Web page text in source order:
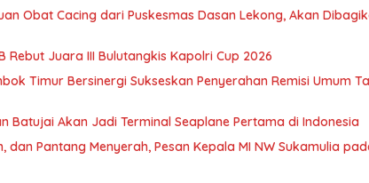
Obat Cacing dari Puskesmas Dasan Lekong, Akan
Rebut Juara III Bulutangkis Kapolri Cup 2026
Timur Bersinergi Sukseskan Penyerahan Remisi Umum
Batujai Akan Jadi Terminal Seaplane Pertama di Indonesia
dan Pantang Menyerah, Pesan Kepala MI NW Sukamulia